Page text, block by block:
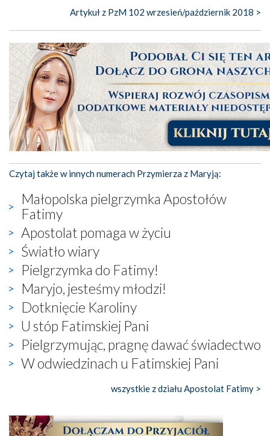
Artykuł z PzM 102 wrzesień/październik 2018 >
Czytaj także w innych numerach Przymierza z Maryją:
Małopolska pielgrzymka Apostołów
Fatimy
Apostolat pomaga w życiu
Światło wiary
Pielgrzymka do Fatimy!
Maryjo, jesteśmy młodzi!
Dotknięcie Karoliny
U stóp Fatimskiej Pani
Pielgrzymując, pragnę dawać świadectwo
W odwiedzinach u Fatimskiej Pani
wszystkie z działu Apostolat Fatimy >